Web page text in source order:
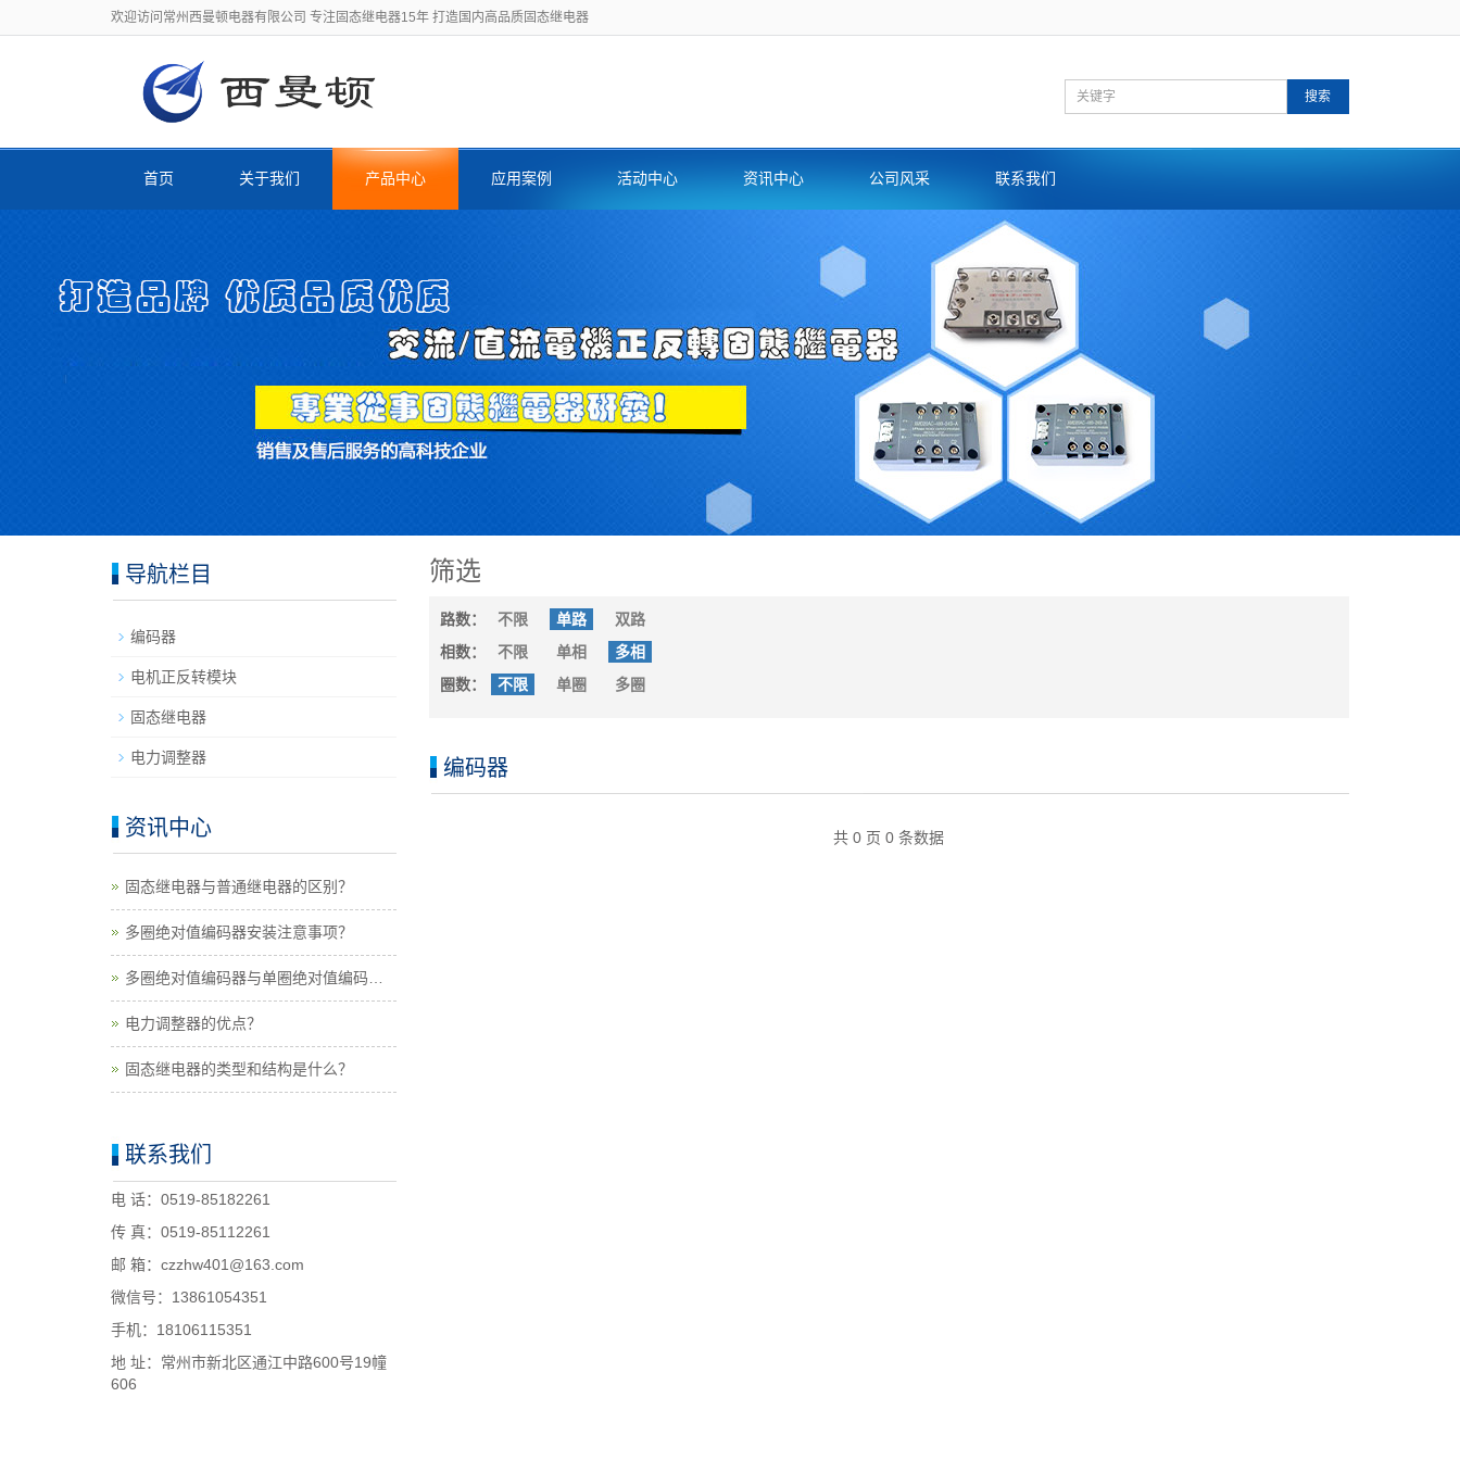
欢迎访问常州西曼顿电器有限公司 专注固态继电器15年 打造国内高品质固态继电器
搜索
首页 关于我们 产品中心 应用案例 活动中心 资讯中心 公司风采 联系我们
筛选
路数： 不限 单路
双路
相数：
不限 单相
多相
圈数：
不限 单圈 多圈
编码器
共 0 页 0 条数据
导航栏目
编码器
电机正反转模块
固态继电器
电力调整器
资讯中心
固态继电器与普通继电器的区别？
多圈绝对值编码器安装注意事项？
多圈绝对值编码器与单圈绝对值编码器
的区别？
电力调整器的优点？
固态继电器的类型和结构是什么？
联系我们
电 话：0519-85182261
传 真：0519-85112261
邮 箱：czzhw401@163.com
微信号：13861054351
手机：18106115351
地 址：常州市新北区通江中路600号19幢
606